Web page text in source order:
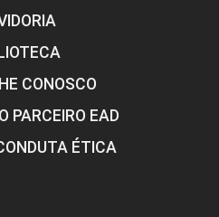
CONOSCO
PARCEIRO EAD
ÉTICA